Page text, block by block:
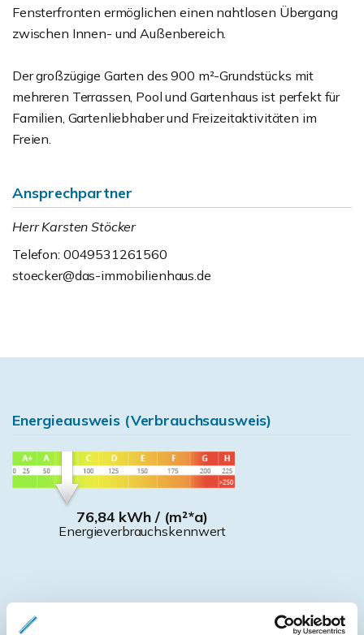
Fensterfronten ermöglichen einen nahtlosen Übergang
zwischen Innen- und Außenbereich.
Der großzügige Garten des 900 m²-Grundstücks mit
mehreren Terrassen, Pool und Gartenhaus ist perfekt für
Familien, Gartenliebhaber und Freizeitaktivitäten im
Freien.
Ansprechpartner
Herr Karsten Stöcker
Telefon: 0049531261560
stoecker@das-immobilienhaus.de
Energieausweis (Verbrauchsausweis)
76,84 kWh / (m²*a)
Energieverbrauchskennwert
Weitere Informationen